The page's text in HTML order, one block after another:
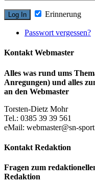
Erinnerung
Passwort vergessen?
Kontakt Webmaster
Alles was rund ums
Anregungen) und alles
an den Webmaster
Torsten-Dietz Mohr
Tel.: 0385 39 39 561
eMail: webmaster@sn-
Kontakt Redaktion
Fragen zum
Redaktion